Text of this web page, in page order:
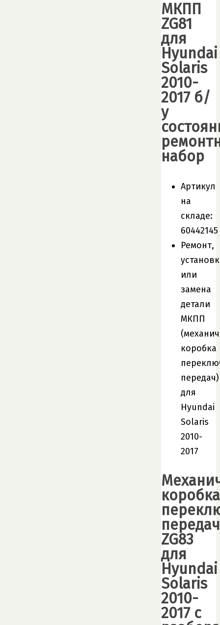
МКПП
ZG81
для
Hyundai
Solaris
2010-
2017 б/
у
набор
Артикул
на
складе:
60442145
Ремонт,
или
замена
детали
МКПП
коробка
передач)
для
Hyundai
Solaris
2010-
2017
коробка
передач
ZG83
для
Hyundai
Solaris
2010-
2017 с